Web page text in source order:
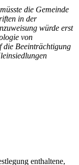
die Gemeinde
in der
würde erst
von
die Beeinträchtigung
enthaltene,